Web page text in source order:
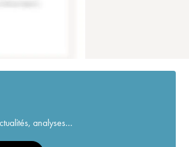
analyses...